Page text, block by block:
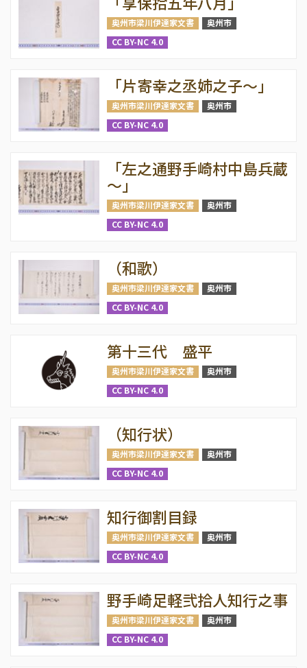
奥州市梁川伊達家文書
奥州市
CC BY-NC 4.0
「片寄幸之丞姉之子～」
奥州市梁川伊達家文書
奥州市
CC BY-NC 4.0
「左之通野手崎村中島兵蔵
～」
奥州市梁川伊達家文書
奥州市
CC BY-NC 4.0
（和歌）
奥州市梁川伊達家文書
奥州市
CC BY-NC 4.0
第十三代 盛平
奥州市梁川伊達家文書
奥州市
CC BY-NC 4.0
（知行状）
奥州市梁川伊達家文書
奥州市
CC BY-NC 4.0
知行御割目録
奥州市梁川伊達家文書
奥州市
CC BY-NC 4.0
野手崎足軽弐拾人知行之事
奥州市梁川伊達家文書
奥州市
CC BY-NC 4.0